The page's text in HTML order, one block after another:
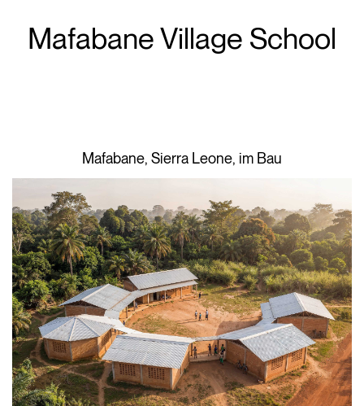
Mafabane Village School
Mafabane, Sierra Leone, im Bau